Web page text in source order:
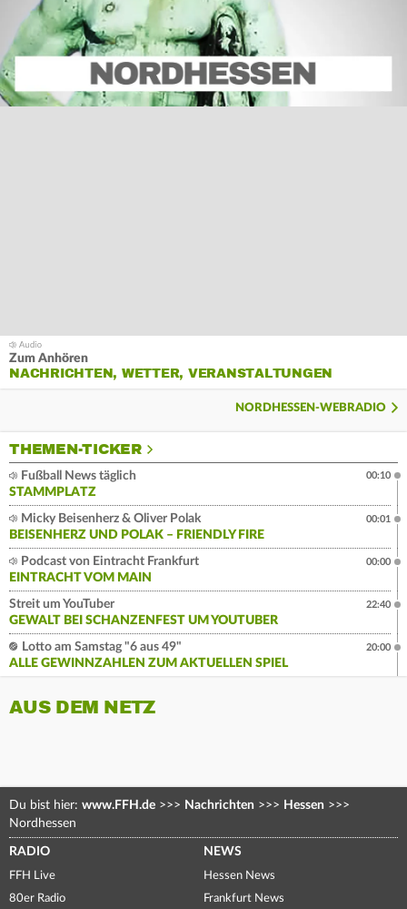
Zum Anhören
NACHRICHTEN, WETTER, VERANSTALTUNGEN
NORDHESSEN-WEBRADIO
THEMEN-TICKER
Fußball News täglich
STAMMPLATZ
00:10
Micky Beisenherz & Oliver Polak
BEISENHERZ UND POLAK – FRIENDLY FIRE
00:01
Podcast von Eintracht Frankfurt
EINTRACHT VOM MAIN
00:00
Streit um YouTuber
GEWALT BEI SCHANZENFEST UM YOUTUBER
22:40
Lotto am Samstag "6 aus 49"
ALLE GEWINNZAHLEN ZUM AKTUELLEN SPIEL
20:00
AUS DEM NETZ
Du bist hier: www.FFH.de >>> Nachrichten >>> Hessen >>>
Nordhessen
RADIO
FFH Live
80er Radio
NEWS
Hessen News
Frankfurt News